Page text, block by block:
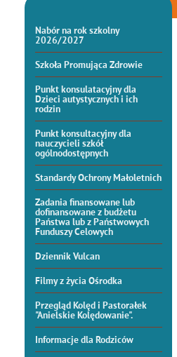
Nabór na rok szkolny
2026/2027
Szkoła Promująca Zdrowie
Punkt konsulatacyjny dla
Dzieci autystycznych i ich
rodzin
Punkt konsultacyjny dla
nauczycieli szkół
ogólnodostępnych
Standardy Ochrony Małoletnich
Zadania finansowane lub
dofinansowane z budżetu
Państwa lub z Państwowych
Funduszy Celowych
Dziennik Vulcan
Filmy z życia Ośrodka
Przegląd Kolęd i Pastorałek
"Anielskie Kolędowanie".
Informacje dla Rodziców